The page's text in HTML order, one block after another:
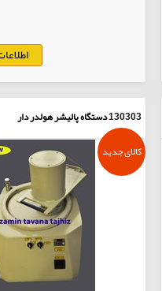
130303دستگاه پالیشر هولدر دار
کالای جدید